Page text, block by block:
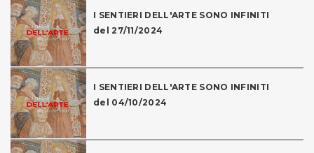
I SENTIERI DELL'ARTE SONO INFINITI
del 27/11/2024
I SENTIERI DELL'ARTE SONO INFINITI
del 04/10/2024